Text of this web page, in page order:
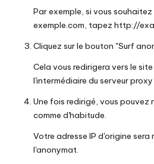
Par exemple, si vous
exemple.com, tapez http://
Cliquez sur le bouton "Surf
Cela vous redirigera vers le
l'intermédiaire du serveur
Une fois redirigé, vous pouvez
comme d'habitude.
Votre adresse IP d'origine
l'anonymat.